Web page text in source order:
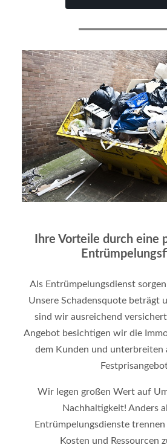
Ihre Vorteile durch eine
Als Entrümpelungsdienst
Unsere Schadensquote beträgt
sind wir ausreichend
Angebot besichtigen wir die
dem Kunden und unterbreiten
Wir legen großen Wert auf
Nachhaltigkeit! Anders
Entrümpelungsdienste
Kosten und Ressourcen